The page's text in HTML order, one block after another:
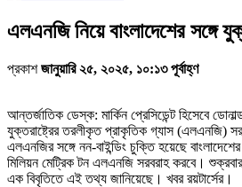
এলএনজি নিয়ে বাংলাদেশের সঙ্গে
প্রকাশজানুয়ারি ২৫, ২০২৫, ১০:১৩ পূর্বাহ্ণ
আন্তর্জাতিক ডেস্ক: মার্কিন প্রেসিডেন্ট হিসেবে
যুক্তরাষ্ট্রের তরলীকৃত প্রাকৃতিক গ্যাস (এলএনজি)
এলএনজির সঙ্গে নন-বাইন্ডিং চুক্তি হয়েছে
মিলিয়ন মেট্রিক টন এলএনজি সরবরাহ করবে।
এক বিবৃতিতে এই তথ্য জানিয়েছে। খবর রয়টার্সের।